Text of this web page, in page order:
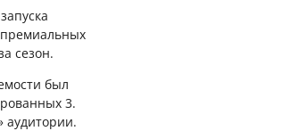
премиальных
сезон.
был
3.
аудитории.